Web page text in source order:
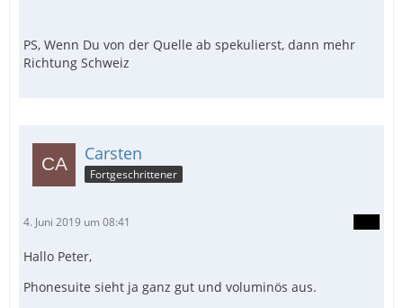
PS, Wenn Du von der Quelle ab spekulierst, dann mehr
Richtung Schweiz
Carsten
Fortgeschrittener
4. Juni 2019 um 08:41
Hallo Peter,
Phonesuite sieht ja ganz gut und voluminös aus.